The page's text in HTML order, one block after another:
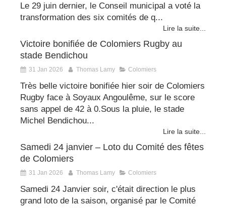
Le 29 juin dernier, le Conseil municipal a voté la
transformation des six comités de q...
Lire la suite...
Victoire bonifiée de Colomiers Rugby au
stade Bendichou
31 Jan 2026 Thomas Lamy Colomiers
Très belle victoire bonifiée hier soir de Colomiers
Rugby face à Soyaux Angoulême, sur le score
sans appel de 42 à 0.Sous la pluie, le stade
Michel Bendichou...
Lire la suite...
Samedi 24 janvier – Loto du Comité des fêtes
de Colomiers
31 Jan 2026 Thomas Lamy Colomiers
Samedi 24 Janvier soir, c'était direction le plus
grand loto de la saison, organisé par le Comité